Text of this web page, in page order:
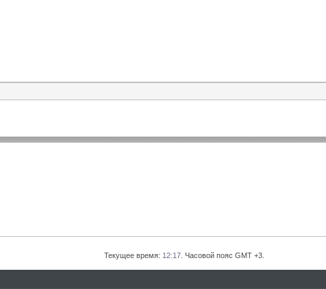
Текущее время: 12:17 . Часовой пояс GMT +3.